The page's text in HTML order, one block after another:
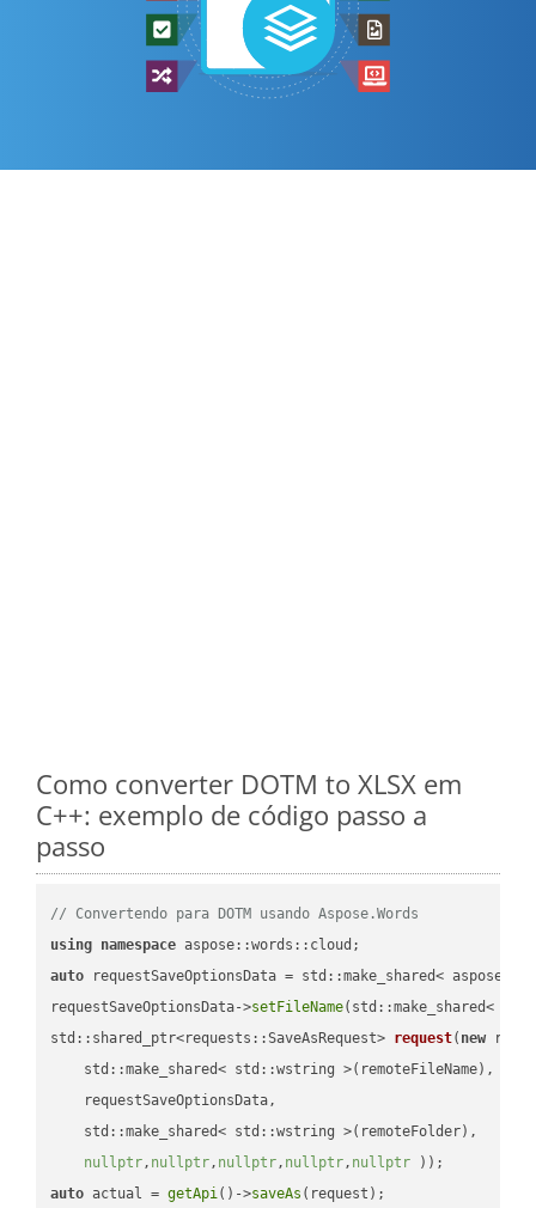
Como converter DOTM to XLSX em
C++: exemplo de código passo a
passo
// Convertendo para DOTM usando Aspose.Words
using namespace
auto requestSaveOptionsData = std::make_shared<
requestSaveOptionsData->setFileName(std::make_shared<
std::shared_ptr<requests::SaveAsRequest> request( new
    std::make_shared< std::wstring >(remoteFileName),
    requestSaveOptionsData,
    std::make_shared< std::wstring >(remoteFolder),
nullptr, nullptr, nullptr, nullptr, nullptr ))
auto actual = getApi()->saveAs (request);